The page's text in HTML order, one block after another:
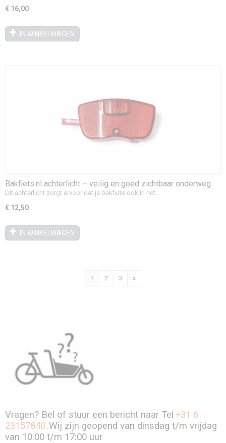
€ 16,00
IN WINKELWAGEN
Bakfiets.nl achterlicht – veilig en goed zichtbaar onderweg
Dit achterlicht zorgt ervoor dat je bakfiets ook in het…
€ 12,50
IN WINKELWAGEN
1 2 3 »
Vragen? Bel of stuur een bericht naar Tel +31 6
23157840.Wij zijn geopend van dinsdag t/m vrijdag
van 10:00 t/m 17:00 uur